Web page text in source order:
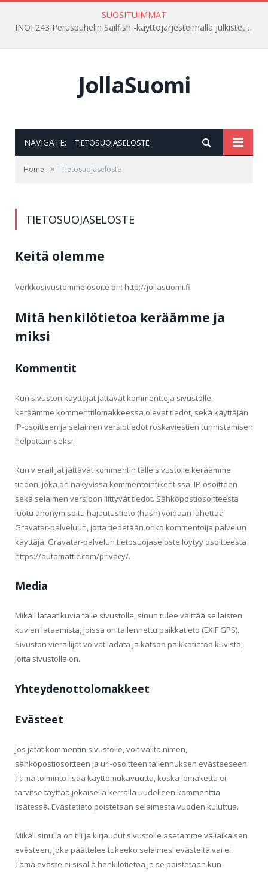
SUOSITUIMMAT
INOI 243 Peruspuhelin Sailfish -käyttöjärjestelmällä julkistettu Venäjällä
JollaSuomi
NAVIGATE: TIETOSUOJASELOSTE
Home » Tietosuojaseloste
TIETOSUOJASELOSTE
Keitä olemme
Verkkosivustomme osoite on: http://jollasuomi.fi.
Mitä henkilötietoa keräämme ja
miksi
Kommentit
Kun sivuston käyttäjät jättävät kommentteja sivustolle,
keräämme kommenttilomakkeessa olevat tiedot, sekä käyttäjän
IP-osoitteen ja selaimen versiotiedot roskaviestien tunnistamisen
helpottamiseksi.
Kun vierailijat jättävät kommentin tälle sivustolle keräämme
tiedon, joka on näkyvissä kommentointikentissä, IP-osoitteen
sekä selaimen versioon liittyvät tiedot. Sähköpostiosoitteesta
luotu anonymisoitu hajautustieto (hash) voidaan lähettää
Gravatar-palveluun, jotta tiedetään onko kommentoija palvelun
käyttäjä. Gravatar-palvelun tietosuojaseloste löytyy osoitteesta
https://automattic.com/privacy/.
Media
Mikäli lataat kuvia tälle sivustolle, sinun tulee välttää sellaisten
kuvien lataamista, joissa on tallennettu paikkatieto (EXIF GPS).
Sivuston vierailijat voivat ladata ja katsoa paikkatietoa kuvista,
joita sivustolla on.
Yhteydenottolomakkeet
Evästeet
Jos jätät kommentin sivustolle, voit valita nimen,
sähköpostiosoitteen ja url-osoitteen tallennuksen evästeeseen.
Tämä toiminto lisää käyttömukavuutta, koska lomaketta ei
tarvitse täyttää jokaisella kerralla uudelleen kommenttia
lisätessä. Evästetieto poistetaan selaimesta vuoden kuluttua.
Mikäli sinulla on tili ja kirjaudut sivustolle asetamme väliaikaisen
evästeen, joka päättelee tukeeko selaimesi evästeitä vai ei.
Tämä eväste ei sisällä henkilötietoa ja se poistetaan kun